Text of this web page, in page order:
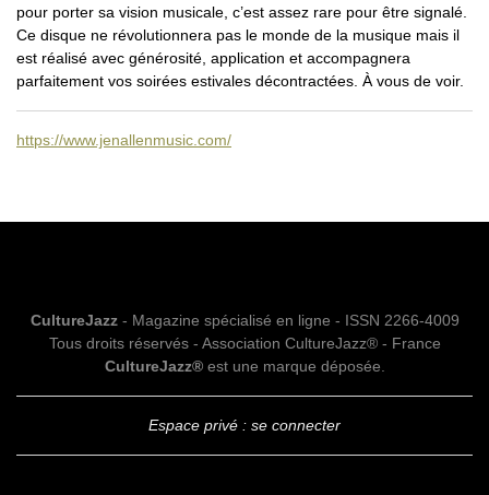
pour porter sa vision musicale, c’est assez rare pour être signalé.
Ce disque ne révolutionnera pas le monde de la musique mais il
est réalisé avec générosité, application et accompagnera
parfaitement vos soirées estivales décontractées. À vous de voir.
https://www.jenallenmusic.com/
CultureJazz- Magazine spécialisé en ligne - ISSN 2266-4009
Tous droits réservés - Association CultureJazz® - France
CultureJazz®est une marque déposée.
Espace privé : se connecter